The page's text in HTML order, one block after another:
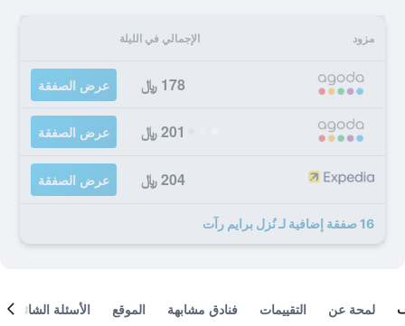
مزود الإجمالي في الليلة
178 ﷼ عرض الصفقة
201 ﷼ عرض الصفقة
204 ﷼ عرض الصفقة
16 صفقة إضافية لـ نُزل برايم رآت
لمحة عن التقييمات فنادق مشابهة الموقع الأسئلة الشائعة